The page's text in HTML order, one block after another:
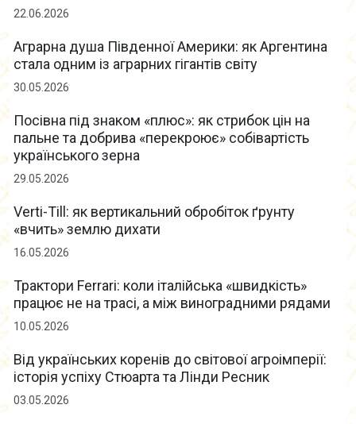
22.06.2026
Аграрна душа Південної Америки: як Аргентина
стала одним із аграрних гігантів світу
30.05.2026
Посівна під знаком «плюс»: як стрибок цін на
пальне та добрива «перекроює» собівартість
українського зерна
29.05.2026
Verti-Till: як вертикальний обробіток ґрунту
«вчить» землю дихати
16.05.2026
Трактори Ferrari: коли італійська «швидкість»
працює не на трасі, а між виноградними рядами
10.05.2026
Від українських коренів до світової агроімперії:
історія успіху Стюарта та Лінди Ресник
03.05.2026